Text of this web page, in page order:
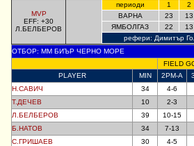
MVP
EFF: +30
Л.БЕЛБЕРОВ
периоди 1
2
ВАРНА
23
13
ЯМБОЛГАЗ
22
13
рефери: Димитър
ОТБОР: ММ БИЪР ЧЕРНО МОРЕ
FIELD
PLAYER
MIN 2PM-A
Н.САВИЧ
34
4-6
Т.ДЕЧЕВ
10
2-3
Л.БЕЛБЕРОВ
39
10-15
Б.НАТОВ
34
7-13
С.ГРИШАЕВ
30
4-5